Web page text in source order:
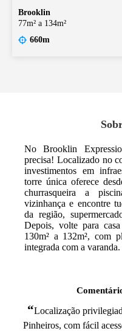
Brooklin
77m² a 134m²
660m
No Brooklin
precisa! Localizado no
investimentos em
torre única oferece
churrasqueira a
vizinhança e encontre
da região,
Depois, volte para
130m² a 132m², com
integrada com a
“Localização
Pinheiros, com fácil